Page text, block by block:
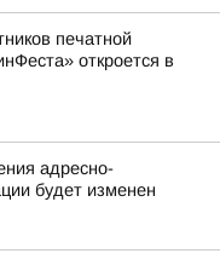
печатной
откроется в
адресно-
будет изменен